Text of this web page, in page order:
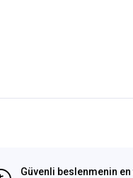
Güvenli beslenmenin